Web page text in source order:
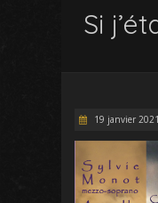
Si
19 janvier 2021